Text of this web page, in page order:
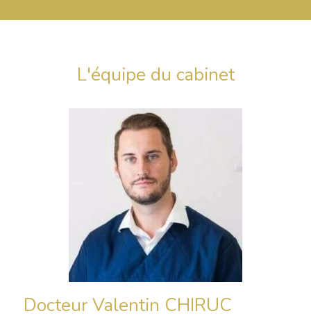
L'équipe du cabinet
Docteur Valentin CHIRUC